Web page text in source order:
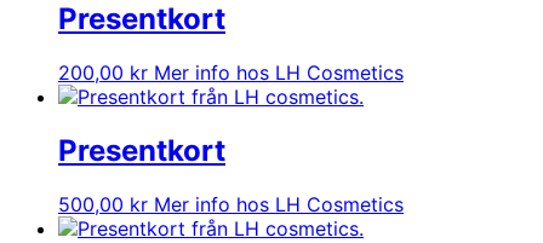
Presentkort
200,00 kr Mer info hos LH Cosmetics
Presentkort
500,00 kr Mer info hos LH Cosmetics